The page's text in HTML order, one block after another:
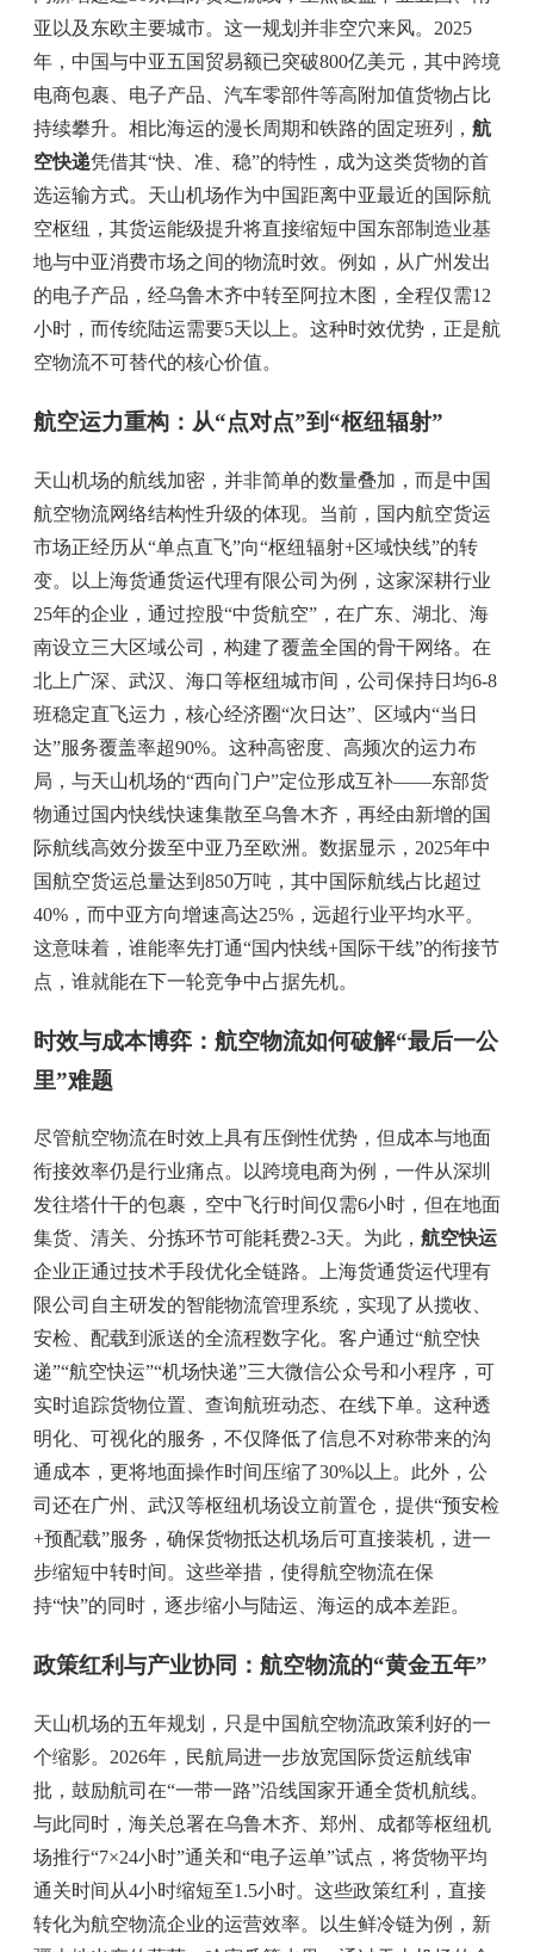
亚以及东欧主要城市。这一规划并非空穴来风。2025
年，中国与中亚五国贸易额已突破800亿美元，其中跨境
电商包裹、电子产品、汽车零部件等高附加值货物占比
持续攀升。相比海运的漫长周期和铁路的固定班列， 航
空快递凭借其“快、准、稳”的特性，成为这类货物的首
选运输方式。天山机场作为中国距离中亚最近的国际航
空枢纽，其货运能级提升将直接缩短中国东部制造业基
地与中亚消费市场之间的物流时效。例如，从广州发出
的电子产品，经乌鲁木齐中转至阿拉木图，全程仅需12
小时，而传统陆运需要5天以上。这种时效优势，正是航
空物流不可替代的核心价值。
航空运力重构：从“点对点”到“枢纽辐射”
天山机场的航线加密，并非简单的数量叠加，而是中国
航空物流网络结构性升级的体现。当前，国内航空货运
市场正经历从“单点直飞”向“枢纽辐射+区域快线”的转
变。以上海货通货运代理有限公司为例，这家深耕行业
25年的企业，通过控股“中货航空”，在广东、湖北、海
南设立三大区域公司，构建了覆盖全国的骨干网络。在
北上广深、武汉、海口等枢纽城市间，公司保持日均6-8
班稳定直飞运力，核心经济圈“次日达”、区域内“当日
达”服务覆盖率超90%。这种高密度、高频次的运力布
局，与天山机场的“西向门户”定位形成互补——东部货
物通过国内快线快速集散至乌鲁木齐，再经由新增的国
际航线高效分拨至中亚乃至欧洲。数据显示，2025年中
国航空货运总量达到850万吨，其中国际航线占比超过
40%，而中亚方向增速高达25%，远超行业平均水平。
这意味着，谁能率先打通“国内快线+国际干线”的衔接节
点，谁就能在下一轮竞争中占据先机。
时效与成本博弈：航空物流如何破解“最后一公
里”难题
尽管航空物流在时效上具有压倒性优势，但成本与地面
衔接效率仍是行业痛点。以跨境电商为例，一件从深圳
发往塔什干的包裹，空中飞行时间仅需6小时，但在地面
集货、清关、分拣环节可能耗费2-3天。为此， 航空快运
企业正通过技术手段优化全链路。上海货通货运代理有
限公司自主研发的智能物流管理系统，实现了从揽收、
安检、配载到派送的全流程数字化。客户通过“航空快
递”“航空快运”“机场快递”三大微信公众号和小程序，可
实时追踪货物位置、查询航班动态、在线下单。这种透
明化、可视化的服务，不仅降低了信息不对称带来的沟
通成本，更将地面操作时间压缩了30%以上。此外，公
司还在广州、武汉等枢纽机场设立前置仓，提供“预安检
+预配载”服务，确保货物抵达机场后可直接装机，进一
步缩短中转时间。这些举措，使得航空物流在保
持“快”的同时，逐步缩小与陆运、海运的成本差距。
政策红利与产业协同：航空物流的“黄金五年”
天山机场的五年规划，只是中国航空物流政策利好的一
个缩影。2026年，民航局进一步放宽国际货运航线审
批，鼓励航司在“一带一路”沿线国家开通全货机航线。
与此同时，海关总署在乌鲁木齐、郑州、成都等枢纽机
场推行“7×24小时”通关和“电子运单”试点，将货物平均
通关时间从4小时缩短至1.5小时。这些政策红利，直接
转化为航空物流企业的运营效率。以生鲜冷链为例，新